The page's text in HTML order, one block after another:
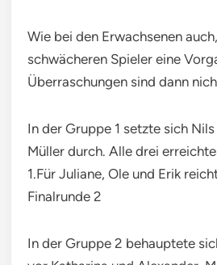
Wie bei den Erwachsenen
schwächeren Spieler eine
Überraschungen sind dann
In der Gruppe 1 setzte sich
Müller durch. Alle drei
1.Für Juliane, Ole und Erik
Finalrunde 2
In der Gruppe 2 behauptete